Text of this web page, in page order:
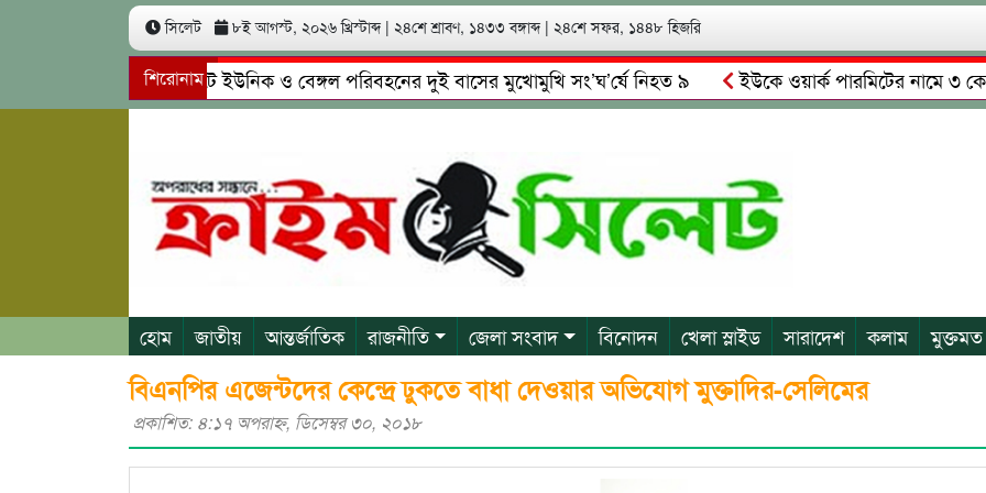
সিলেট ৮ই আগস্ট, ২০২৬ খ্রিস্টাব্দ | ২৪শে শ্রাবণ, ১৪৩৩ বঙ্গাব্দ | ২৪শে সফর, ১৪৪৮ হিজরি
শিরোনাম
সিলেটে ইউনিক ও বেঙ্গল পরিবহনের দুই বাসের মুখোমুখি সং’ঘ’র্ষে নিহত ৯ ইউকে ওয়ার্ক পারমিটের নামে ৩ কোটি
গোয়াইনঘাটে প্রেমের ফাঁদে তরুণী পাচার: মাদকাসক্ত রিমালকে গ্রেপ্তারের দাবি স্থানীয়দের
গোয়াইনঘাটে আলিম
হোম জাতীয় আন্তর্জাতিক রাজনীতি জেলা সংবাদ বিনোদন খেলা স্লাইড সারাদেশ কলাম মুক্তমত
বিএনপির এজেন্টদের কেন্দ্রে ঢুকতে বাধা দেওয়ার অভিযোগ মুক্তাদির-সেলিমের
প্রকাশিত: ৪:১৭ অপরাহ্ণ, ডিসেম্বর ৩০, ২০১৮